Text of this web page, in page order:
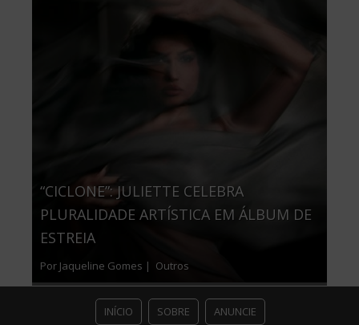
“CICLONE”: JULIETTE CELEBRA
PLURALIDADE ARTÍSTICA EM ÁLBUM DE
ESTREIA
Por Jaqueline Gomes | Outros
INÍCIO SOBRE ANUNCIE